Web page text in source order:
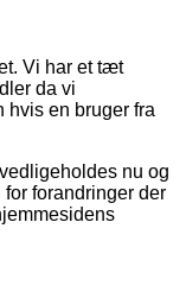
Vi har et tæt
da vi
hvis en bruger fra
nu og
forandringer der